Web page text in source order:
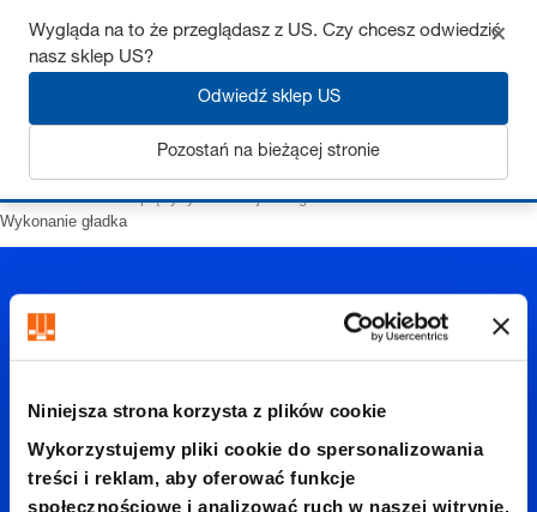
Niniejsza strona korzysta z plików cookie
Wykorzystujemy pliki cookie do spersonalizowania
treści i reklam, aby oferować funkcje
społecznościowe i analizować ruch w naszej witrynie.
Strona startowa Sprężyny Odklejacze gazowe
z Kulka
Wykonanie gładka
Wykona
Wygląda na to że przeglądasz z US. Czy chcesz odwiedzić
nasz sklep US?
Odwiedź sklep US
Pozostań na bieżącej stronie